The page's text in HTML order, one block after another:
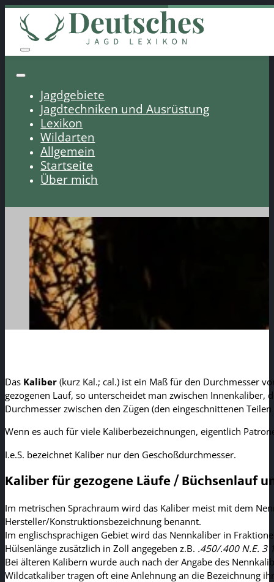
Jagdgebiete
Jagdtechniken und Ausrüstung
Lexikon
Wildarten
Allgemein
Startseite
Über mich
Das Kaliber (kurz Kal.; cal.) ist ein Maß für den Durchmesser
gezogenen Lauf, so unterscheidet man zwischen
Durchmesser zwischen den Zügen (den eingeschnittenen
Wenn es auch für viele Kaliberbezeichnungen, eigentlich
I.e.S. bezeichnet Kaliber nur den Geschoßdurchmesser.
Kaliber für gezogene Läufe / Büchsenlauf
Im metrischen Sprachraum wird das Kaliber meist mit dem
Hersteller/Konstruktionsbezeichnung benannt.
Im englischsprachigen Gebiet wird das Nennkaliber in
Hülsenlänge zusätzlich in Zoll angegeben z.B. .450/.400 N.E. 3
Bei älteren Kalibern wurde auch nach der Angabe des
Wildcatkaliber tragen oft eine Anlehnung an die Bezeichnung